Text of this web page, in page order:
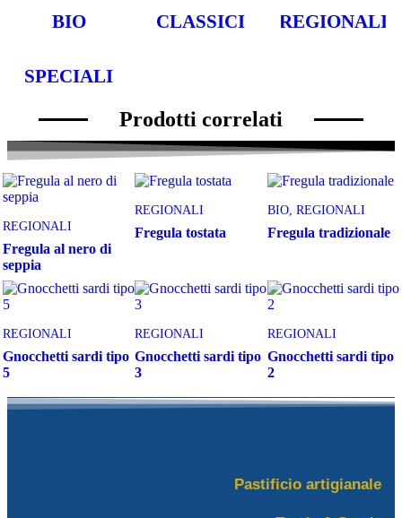
BIO CLASSICI REGIONALI
SPECIALI
Prodotti correlati
REGIONALI
Fregula al nero di
seppia
REGIONALI
Fregula tostata
BIO, REGIONALI
Fregula tradizionale
REGIONALI
Gnocchetti sardi tipo
5
REGIONALI
Gnocchetti sardi tipo
3
REGIONALI
Gnocchetti sardi tipo
2
Pastificio artigianale